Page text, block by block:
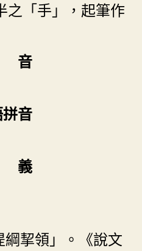
之「手」，起筆作
音
音
義
綱挈領」。《說文